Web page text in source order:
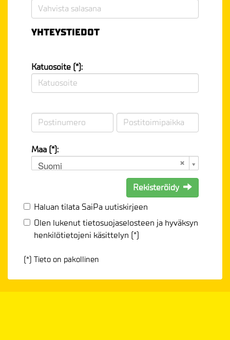
YHTEYSTIEDOT
Katuosoite (*):
Maa (*):
Suomi
Rekisteröidy
Haluan tilata SaiPa uutiskirjeen
Olen lukenuttietosuojaselosteen ja hyväksyn
henkilötietojeni käsittelyn (*)
(*) Tieto on pakollinen